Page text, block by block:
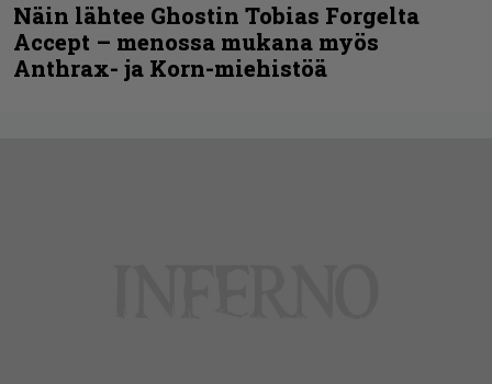
Näin lähtee Ghostin Tobias Forgelta
Accept – menossa mukana myös
Anthrax- ja Korn-miehistöä